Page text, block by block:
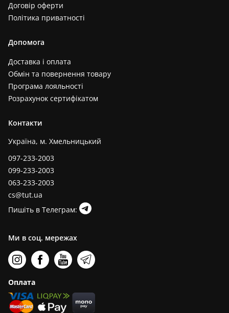
Договір оферти
Політика приватності
Допомога
Доставка і оплата
Обмін та повернення товару
Програма лояльності
Розрахунок сертифікатом
Контакти
Україна, м. Хмельницький
097-233-2003
099-233-2003
063-233-2003
cs@tut.ua
Пишіть в Телеграм:
Ми в соц. мережах
Оплата